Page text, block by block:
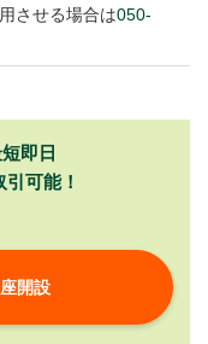
させる場合は050-
即日
可能！
開設